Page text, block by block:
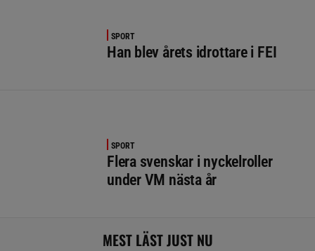
SPORT
Han blev årets idrottare i FEI
SPORT
Flera svenskar i nyckelroller
under VM nästa år
MEST LÄST JUST NU